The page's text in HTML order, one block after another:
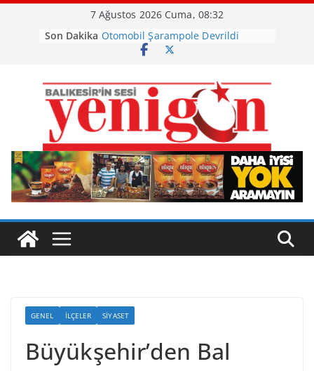
Skip
7 Ağustos 2026 Cuma, 08:32
Son Dakika Otomobil Şarampole Devrildi
Büyükşehir’den Kepsut’a Yatırım
Burhaniye’de Ot Yangını
Havran Siyah İncirinde Hasat
Başladı
GENEL İLÇELER SIYASET
Büyükşehir’den Bal